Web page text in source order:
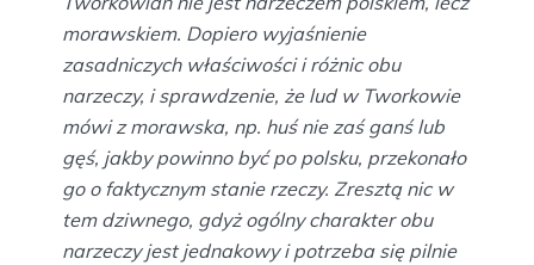
morawskiem. Dopiero wyjaśnienie
zasadniczych właściwości i różnic obu
narzeczy, i sprawdzenie, że lud w Tworkowie
mówi z morawska, np. huś nie zaś ganś lub
gęś, jakby powinno być po polsku, przekonało
go o faktycznym stanie rzeczy. Zresztą nic w
tem dziwnego, gdyż ogólny charakter obu
narzeczy jest jednakowy i potrzeba się pilnie